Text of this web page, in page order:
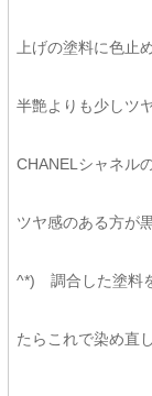
上げの塗料に色止
半艶よりも少しツ
CHANELシャネル
ツヤ感のある方が
^*) 調合した塗料
たらこれで染め直